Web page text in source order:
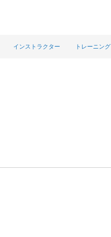
インストラクター トレーニング